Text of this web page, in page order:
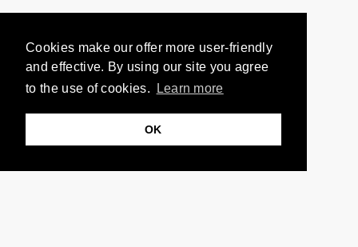
Cookies make our offer more user-friendly
and effective. By using our site you agree
to the use of cookies.
Learn more
OK